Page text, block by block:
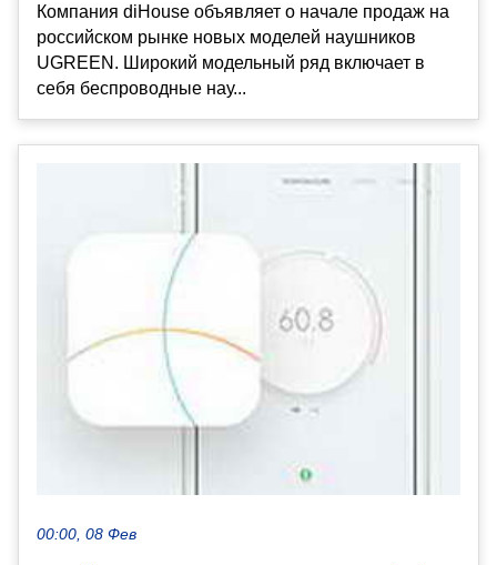
Компания diHouse объявляет о начале продаж на
российском рынке новых моделей наушников
UGREEN. Широкий модельный ряд включает в
себя беспроводные нау...
00:00, 08 Фев